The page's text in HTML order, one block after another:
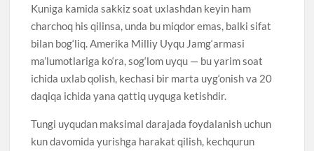
Kuniga kamida sakkiz soat uxlashdan keyin ham
charchoq his qilinsa, unda bu miqdor emas, balki sifat
bilan bog‘liq. Amerika Milliy Uyqu Jamg‘armasi
ma’lumotlariga ko‘ra, sog‘lom uyqu — bu yarim soat
ichida uxlab qolish, kechasi bir marta uyg‘onish va 20
daqiqa ichida yana qattiq uyquga ketishdir.
Tungi uyqudan maksimal darajada foydalanish uchun
kun davomida yurishga harakat qilish, kechqurun